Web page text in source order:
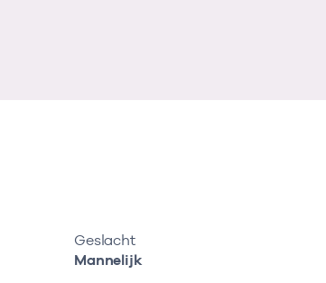
Geslacht
Mannelijk